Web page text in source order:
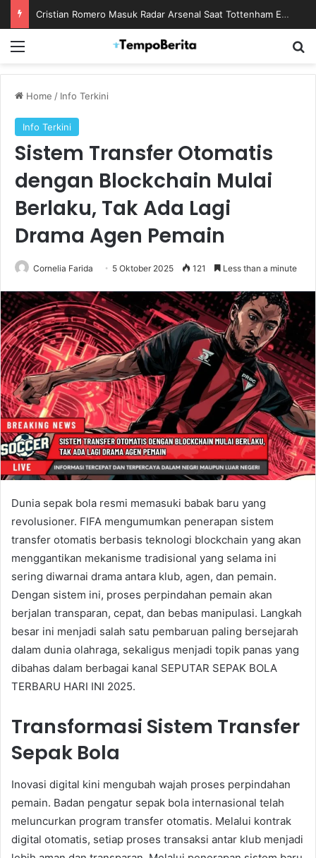
Cristian Romero Masuk Radar Arsenal Saat Tottenham Enggan Lepas Sang Kapten
Home / Info Terkini
Info Terkini
Sistem Transfer Otomatis
dengan Blockchain Mulai
Berlaku, Tak Ada Lagi
Drama Agen Pemain
Cornelia Farida 5 Oktober 2025 121 Less than a minute
Dunia sepak bola resmi memasuki babak baru yang
revolusioner. FIFA mengumumkan penerapan sistem
transfer otomatis berbasis teknologi blockchain yang akan
menggantikan mekanisme tradisional yang selama ini
sering diwarnai drama antara klub, agen, dan pemain.
Dengan sistem ini, proses perpindahan pemain akan
berjalan transparan, cepat, dan bebas manipulasi. Langkah
besar ini menjadi salah satu pembaruan paling bersejarah
dalam dunia olahraga, sekaligus menjadi topik panas yang
dibahas dalam berbagai kanal SEPUTAR SEPAK BOLA
TERBARU HARI INI 2025.
Transformasi Sistem Transfer
Sepak Bola
Inovasi digital kini mengubah wajah proses perpindahan
pemain. Badan pengatur sepak bola internasional telah
meluncurkan program transfer otomatis. Melalui kontrak
digital otomatis, setiap proses transaksi antar klub menjadi